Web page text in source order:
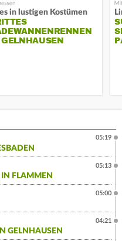
in lustigen Kostümen
05:19
FLAMMEN
05:13
05:00
GELNHAUSEN
04:21